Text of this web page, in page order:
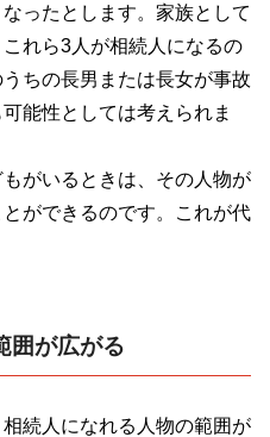
ったとします。家族として
れら3人が相続人になるの
ちの長男または長女が事故
能性としては考えられま
がいるときは、その人物が
ができるのです。これが代
囲が広がる
続人になれる人物の範囲が